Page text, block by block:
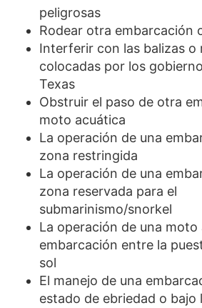
peligrosas
Rodear otra embarcación
Interferir con las balizas o
colocadas por los
Texas
Obstruir el paso de otra
moto acuática
La operación de una
zona restringida
La operación de una
zona reservada para el
submarinismo/snorkel
La operación de una moto
embarcación entre la
sol
El manejo de una
estado de ebriedad o bajo